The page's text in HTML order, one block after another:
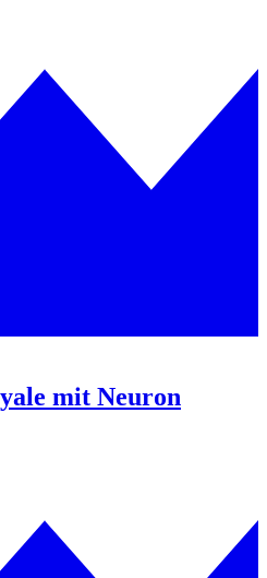
mit Neuron